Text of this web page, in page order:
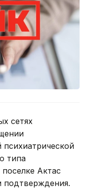
сетях
типа
Актас
подтверждения.